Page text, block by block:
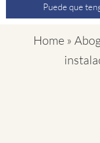
Puede que
Home»